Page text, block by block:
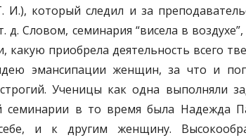
И.), который следил и за
д. Словом, семинария “висела в
какую приобрела деятельность всего
эмансипации женщин, за что и
Ученицы как одна выполняли
семинарии в то время была Надежда
и к другим женщину.